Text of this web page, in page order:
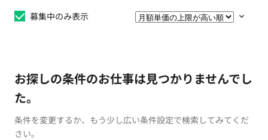
募集中のみ表示
お探しの条件のお仕事は見つかりませんでし
た。
条件を変更するか、もう少し広い条件設定で検索してみてくだ
さい。